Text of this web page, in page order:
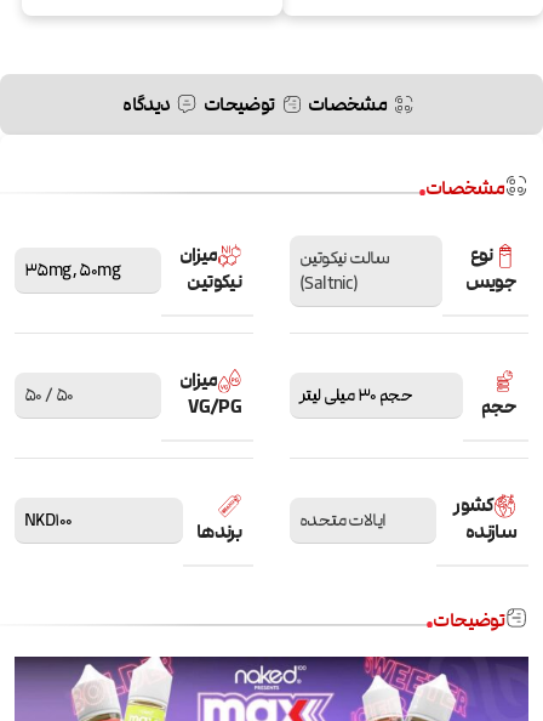
مشخصات توضیحات دیدگاه
مشخصات
نوع
جویس
سالت نیکوتین
(Saltnic)
میزان
نیکوتین
35mg,50mg
حجم حجم 30 میلی لیتر
میزان
VG/PG
50 / 50
کشور
سازنده
ایالات متحده برندها NKD100
توضیحات